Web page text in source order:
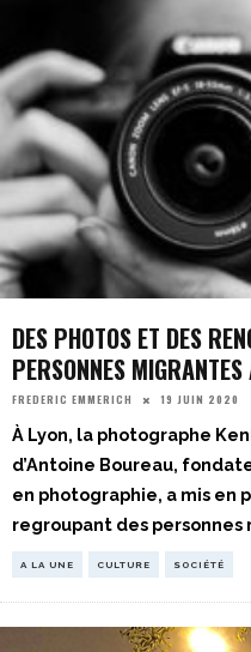
DES PHOTOS ET DES
PERSONNES MIGRANTES
FREDERIC EMMERICH 19 JUIN 2020
À Lyon, la photographe
d’Antoine Boureau,
en photographie, a mis en
regroupant des
A LA UNE CULTURE SOCIÉTÉ